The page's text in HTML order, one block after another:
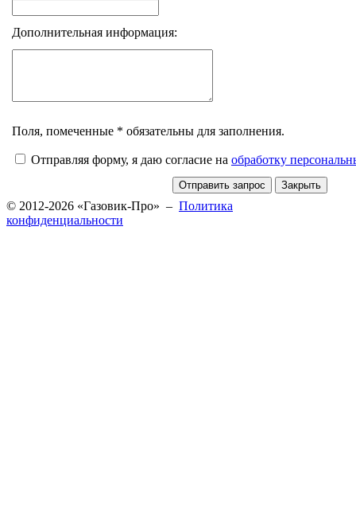
Дополнительная информация:
Поля, помеченные * обязательны для заполнения.
Отправляя форму, я даю согласие на обработку
© 2012-2026 «Газовик-Про» – Политика
конфиденциальности